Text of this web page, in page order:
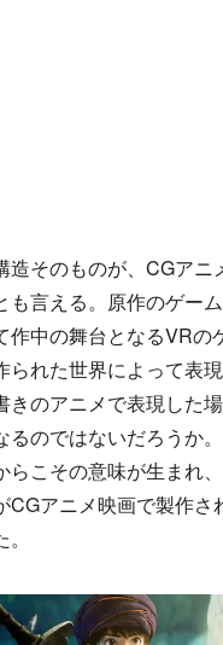
そのものが、CGアニ
も言える。原作のゲー
作中の舞台となるVRの
られた世界によって表
きのアニメで表現した
るのではないだろうか
らこその意味が生まれ
CGアニメ映画で製作さ